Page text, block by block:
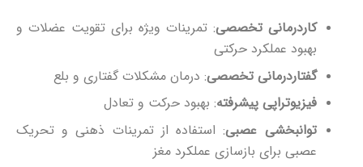
کاردرمانی تخصصی: تمرینات ویژه برای تقویت عضلات و
بهبود عملکرد حرکتی
گفتاردرمانی تخصصی: درمان مشکلات گفتاری و بلع
فیزیوتراپی پیشرفته: بهبود حرکت و تعادل
توانبخشی عصبی: استفاده از تمرینات ذهنی و تحریک
عصبی برای بازسازی عملکرد مغز